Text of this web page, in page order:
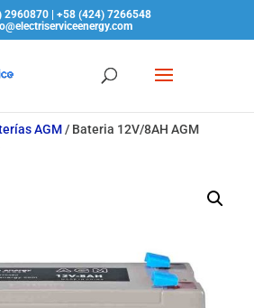
2960870 | +58 (424) 7266548
AGM/ Bateria 12V/8AH AGM